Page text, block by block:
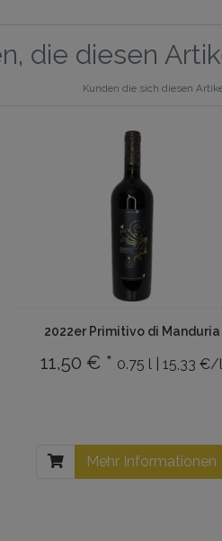
die diesen
Kunden die sich diesen
2022er Primitivo di Manduria
11,50 € * 0.75 l | 15,33 €/l
Mehr Informationen